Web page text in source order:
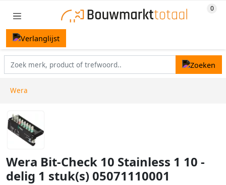
Wera
Wera Bit-Check 10 Stainless 1 10 -
delig 1 stuk(s) 05071110001